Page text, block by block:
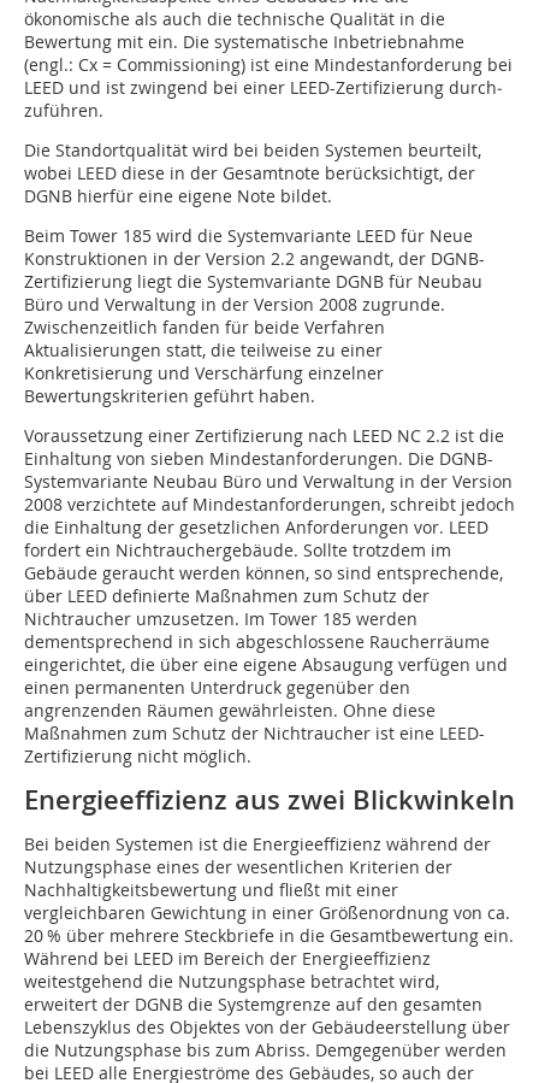
ökonomische als auch die technische Qualität in die
Bewertung mit ein. Die systematische Inbetriebnahme
(engl.: Cx = Commissioning) ist eine Mindestanforderung bei
LEED und ist zwingend bei einer LEED-Zertifizierung durch­
zuführen.
Die Standortqualität wird bei beiden Systemen beurteilt,
wobei LEED diese in der Gesamtnote berücksichtigt, der
DGNB hierfür eine eigene Note bildet.
Beim Tower 185 wird die Systemvariante LEED für Neue
Konstruktionen in der Version 2.2 angewandt, der DGNB-
Zertifizierung liegt die Systemvariante DGNB für Neubau
Büro und Verwaltung in der Version 2008 zugrunde.
Zwischenzeitlich fanden für beide Verfahren
Aktualisierungen statt, die teilweise zu ­einer
Konkretisierung und Verschärfung einzelner
Bewertungskriterien geführt haben.
Voraussetzung einer Zertifizierung nach LEED NC 2.2 ist die
Einhaltung von sieben Mindest­anforderungen. Die DGNB-
Systemvariante Neubau Büro und Verwaltung in der Version
2008 verzichtete auf Mindestanforderungen, schreibt jedoch
die Einhaltung der gesetzlichen Anforderungen vor. LEED
fordert ein Nichtrauchergebäude. Sollte trotzdem im
Gebäude geraucht werden können, so sind entsprechende,
über LEED definierte Maßnahmen zum Schutz der
Nichtraucher umzusetzen. Im Tower 185 werden
dementsprechend in sich abgeschlossene Raucherräume
eingerichtet, die über eine eigene Absaugung verfügen und
einen permanenten Unterdruck gegenüber den
angrenzenden Räumen gewährleisten. Ohne diese
Maßnahmen zum Schutz der Nichtraucher ist eine LEED-
Zertifizierung nicht möglich.
Energieeffizienz aus zwei Blickwinkeln
Bei beiden Systemen ist die Energieeffizienz während der
Nutzungsphase eines der wesentlichen Kriterien der
Nachhaltigkeitsbewertung und fließt mit einer
vergleichbaren Gewichtung in einer Größenordnung von ca.
20 % über mehrere Steckbriefe in die Gesamt­bewertung ein.
Während bei LEED im Bereich der Energieeffizienz
weitestgehend die Nutzungsphase betrachtet wird,
erweitert der DGNB die Systemgrenze auf den gesamten
Lebenszyklus des Objektes von der Gebäudeerstellung über
die Nutzungsphase bis zum Abriss. Demgegenüber werden
bei LEED alle Energieströme des Gebäudes, so auch der